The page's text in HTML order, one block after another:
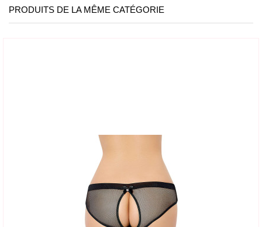
PRODUITS DE LA MÊME CATÉGORIE